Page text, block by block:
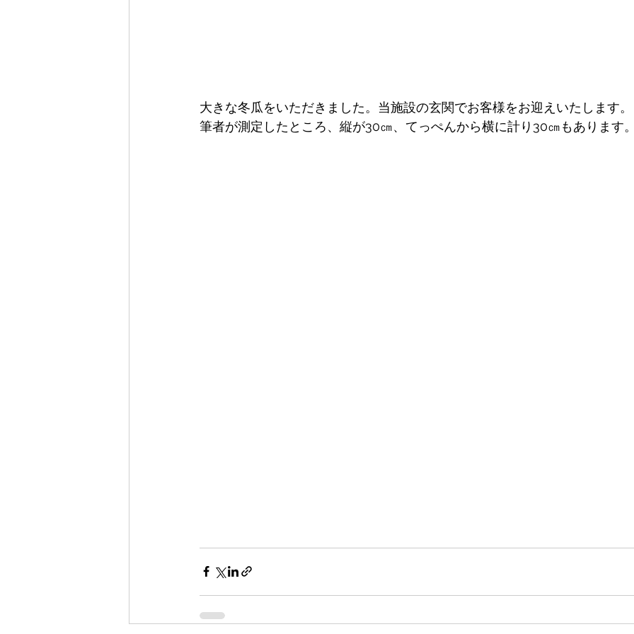
大きな冬瓜をいただきました。当施設の玄関でお客様をお迎えいたします。
筆者が測定したところ、縦が30㎝、てっぺんから横に計り30㎝もあります